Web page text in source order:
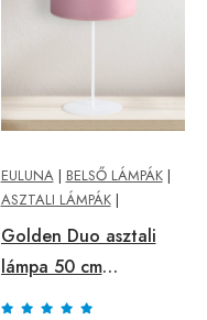
EULUNA| BELSŐ LÁMPÁK|
ASZTALI LÁMPÁK|
Golden Duo asztali
lámpa 50 cm
rózsaszín/arany